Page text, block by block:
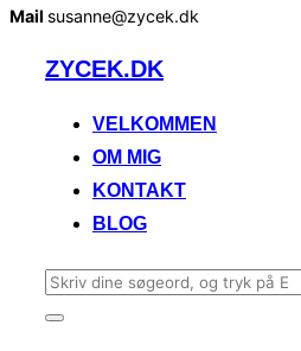
Mail susanne@zycek.dk
VidereZYCEK.DK
VELKOMMEN
OM MIG
KONTAKT
BLOG
Søg
efter:
Slå